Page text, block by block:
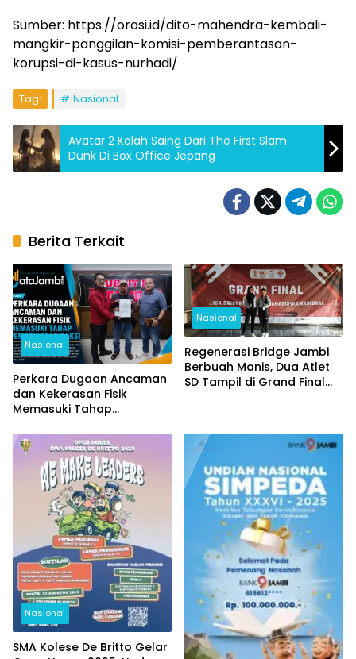
Sumber: https://orasi.id/dito-mahendra-kembali-
mangkir-panggilan-komisi-pemberantasan-
korupsi-di-kasus-nurhadi/
Tag: Nasional
Avatar 2 Kalah Saing Dari The First Slam
Dunk Di Box Office Jepang
Berita Terkait
Nasional
Perkara Dugaan Ancaman
dan Kekerasan Fisik
Memasuki Tahap
Nasional
Regenerasi Bridge Jambi
Berbuah Manis, Dua Atlet
SD Tampil di Grand Final
Nasional
SMA Kolese De Britto Gelar